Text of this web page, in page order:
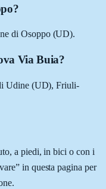
di Osoppo (UD).
Via Buia?
Udine (UD), Friuli-
a piedi, in bici o con i
in questa pagina per